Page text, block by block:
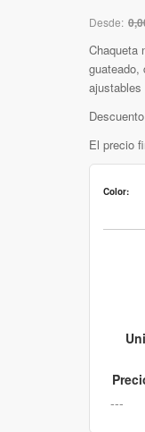
Desde:
Chaqueta
guateado,
ajustables
El precio
Color: